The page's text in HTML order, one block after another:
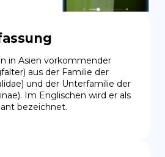
in Asien vorkommender
aus der Familie der
und der Unterfamilie der
Im Englischen wird er als
bezeichnet.